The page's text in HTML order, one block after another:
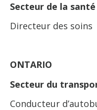
Secteur de la santé
Directeur des soins
ONTARIO
Secteur du
Conducteur